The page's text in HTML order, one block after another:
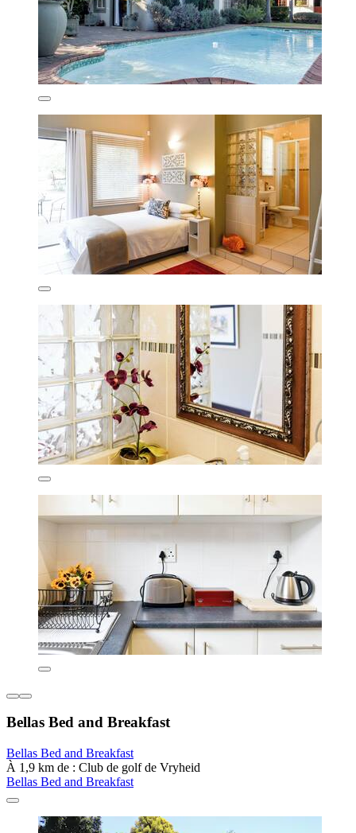
Bellas Bed and Breakfast
Bellas Bed and Breakfast
À 1,9 km de : Club de golf de Vryheid
Bellas Bed and Breakfast